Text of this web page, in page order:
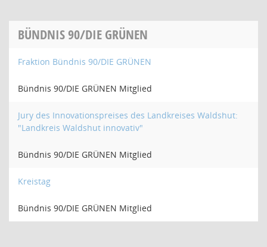
BÜNDNIS 90/DIE GRÜNEN
Fraktion Bündnis 90/DIE GRÜNEN
Bündnis 90/DIE GRÜNEN Mitglied
Jury des Innovationspreises des Landkreises Waldshut:
"Landkreis Waldshut innovativ"
Bündnis 90/DIE GRÜNEN Mitglied
Kreistag
Bündnis 90/DIE GRÜNEN Mitglied